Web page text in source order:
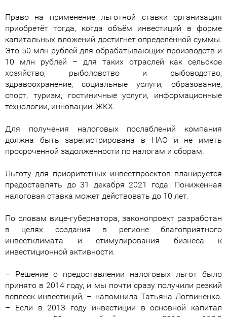
Право на применение льготной ставки организация
приобретёт тогда, когда объём инвестиций в форме
капитальных вложений достигнет определённой суммы.
Это 50 млн рублей для обрабатывающих производств и
10 млн рублей – для таких отраслей как сельское
хозяйство, рыболовство и рыбоводство,
здравоохранение, социальные услуги, образование,
спорт, туризм, гостиничные услуги, информационные
технологии, инновации, ЖКХ.
Для получения налоговых послаблений компания
должна быть зарегистрирована в НАО и не иметь
просроченной задолженности по налогам и сборам.
Льготу для приоритетных инвестпроектов планируется
предоставлять до 31 декабря 2021 года. Пониженная
налоговая ставка может действовать до 10 лет.
По словам вице-губернатора, законопроект разработан
в целях создания в регионе благоприятного
инвестклимата и стимулирования бизнеса к
инвестиционной активности.
– Решение о предоставлении налоговых льгот было
принято в 2014 году, и мы почти сразу получили резкий
всплеск инвестиций, – напомнила Татьяна Логвиненко.
– Если в 2013 году инвестиции в основной капитал